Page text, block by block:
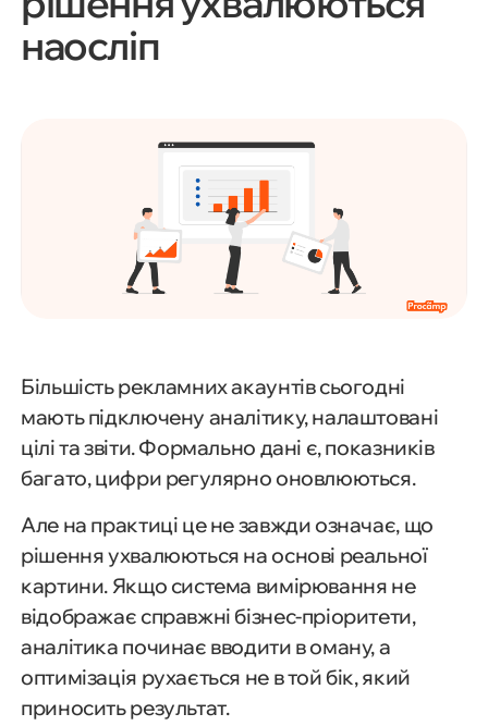
наосліп
Більшість рекламних акаунтів сьогодні
мають підключену аналітику, налаштовані
цілі та звіти. Формально дані є, показників
багато, цифри регулярно оновлюються.
Але на практиці це не завжди означає, що
рішення ухвалюються на основі реальної
картини. Якщо система вимірювання не
відображає справжні бізнес-пріоритети,
аналітика починає вводити в оману, а
оптимізація рухається не в той бік, який
приносить результат.